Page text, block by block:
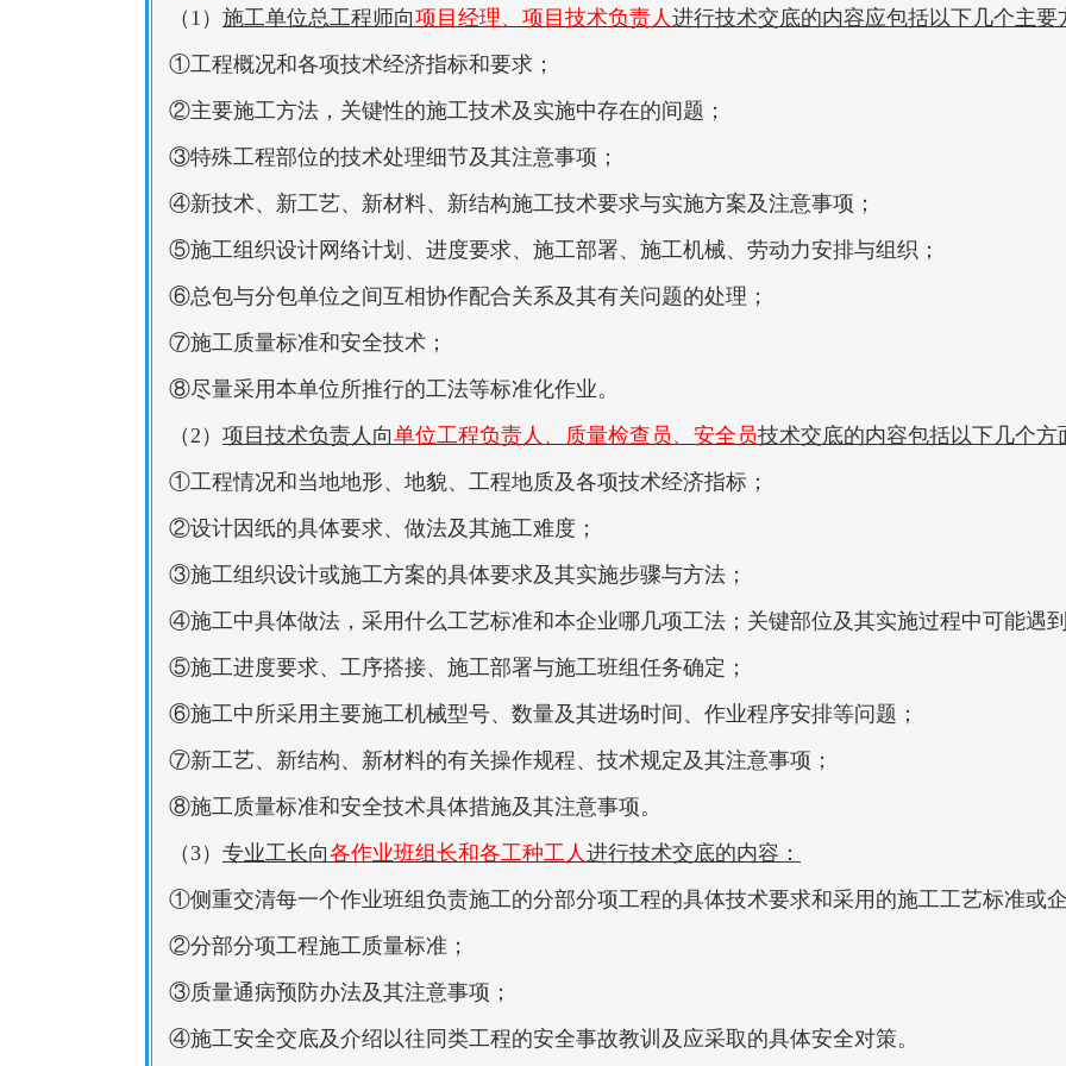
（1） 施工单位总工程师向项目经理、项目技术负责人 进行技术交底的内容应包括以下几个主要
①工程概况和各项技术经济指标和要求；
②主要施工方法，关键性的施工技术及实施中存在的间题；
③特殊工程部位的技术处理细节及其注意事项；
④新技术、新工艺、新材料、新结构施工技术要求与实施方案及注意事项；
⑤施工组织设计网络计划、进度要求、施工部署、施工机械、劳动力安排与组织；
⑥总包与分包单位之间互相协作配合关系及其有关问题的处理；
⑦施工质量标准和安全技术；
⑧尽量采用本单位所推行的工法等标准化作业。
（2） 项目技术负责人向单位工程负责人、质量检查员、安全员技术交底的内容包括以下几个方
①工程情况和当地地形、地貌、工程地质及各项技术经济指标；
②设计因纸的具体要求、做法及其施工难度；
③施工组织设计或施工方案的具体要求及其实施步骤与方法；
④施工中具体做法，采用什么工艺标准和本企业哪几项工法；关键部位及其实施过程中可能遇
⑤施工进度要求、工序搭接、施工部署与施工班组任务确定；
⑥施工中所采用主要施工机械型号、数量及其进场时间、作业程序安排等问题；
⑦新工艺、新结构、新材料的有关操作规程、技术规定及其注意事项；
⑧施工质量标准和安全技术具体措施及其注意事项。
（3） 专业工长向各作业班组长和各工种工人 进行技术交底的内容：
①侧重交清每一个作业班组负责施工的分部分项工程的具体技术要求和采用的施工工艺标准或企
②分部分项工程施工质量标准；
③质量通病预防办法及其注意事项；
④施工安全交底及介绍以往同类工程的安全事故教训及应采取的具体安全对策。